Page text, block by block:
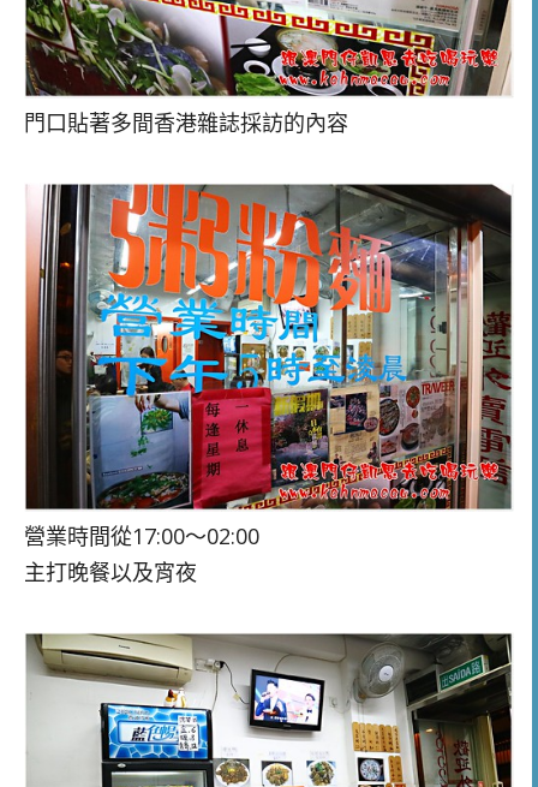
門口貼著多間香港雜誌採訪的內容
營業時間從17:00～02:00
主打晚餐以及宵夜